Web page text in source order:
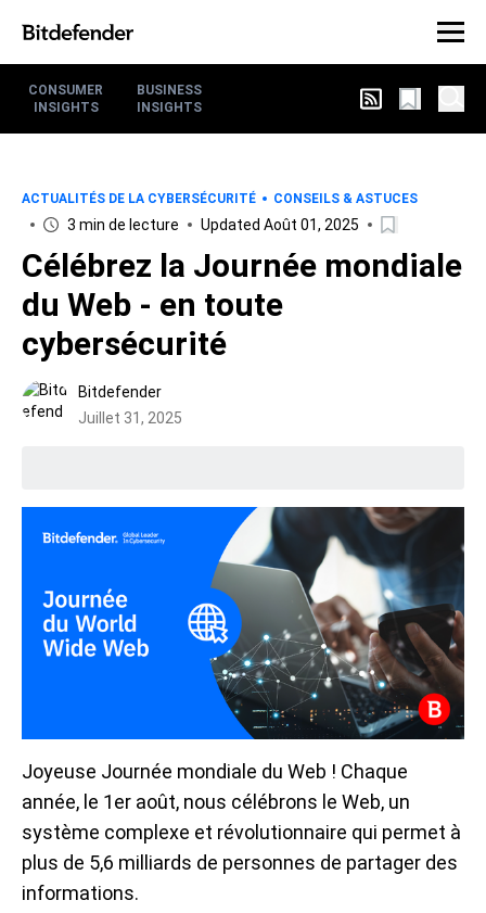
CONSUMER
INSIGHTS
BUSINESS
INSIGHTS
ACTUALITÉS DE LA CYBERSÉCURITÉ CONSEILS & ASTUCES
3 min de lecture Updated Août 01, 2025
Célébrez la Journée mondiale
du Web - en toute
cybersécurité
Bitdefender
Juillet 31, 2025
Joyeuse Journée mondiale du Web ! Chaque
année, le 1er août, nous célébrons le Web, un
système complexe et révolutionnaire qui permet à
plus de 5,6 milliards de personnes de partager des
informations.